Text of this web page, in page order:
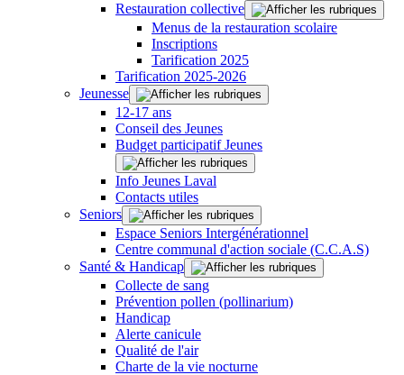
Restauration collective
Menus de la restauration scolaire
Inscriptions
Tarification 2025
Tarification 2025-2026
Jeunesse
12-17 ans
Conseil des Jeunes
Budget participatif Jeunes
Info Jeunes Laval
Contacts utiles
Seniors
Espace Seniors Intergénérationnel
Centre communal d'action sociale (C.C.A.S)
Santé & Handicap
Collecte de sang
Prévention pollen (pollinarium)
Handicap
Alerte canicule
Qualité de l'air
Charte de la vie nocturne